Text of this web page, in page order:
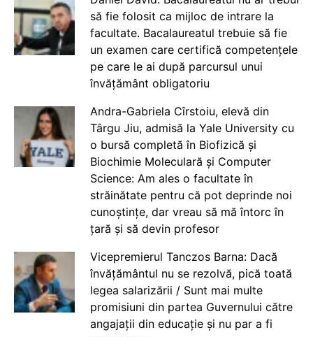
să fie folosit ca mijloc de intrare la
facultate. Bacalaureatul trebuie să fie
un examen care certifică competențele
pe care le ai după parcursul unui
învățământ obligatoriu
Andra-Gabriela Cîrstoiu, elevă din
Târgu Jiu, admisă la Yale University cu
o bursă completă în Biofizică și
Biochimie Moleculară și Computer
Science: Am ales o facultate în
străinătate pentru că pot deprinde noi
cunoștințe, dar vreau să mă întorc în
țară și să devin profesor
Vicepremierul Tanczos Barna: Dacă
învățământul nu se rezolvă, pică toată
legea salarizării / Sunt mai multe
promisiuni din partea Guvernului către
angajații din educație și nu par a fi